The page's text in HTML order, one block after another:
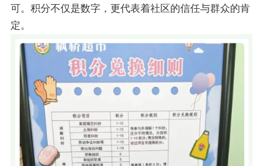
可。积分不仅是数字，更代表着社区的信任与群众的肯
定。